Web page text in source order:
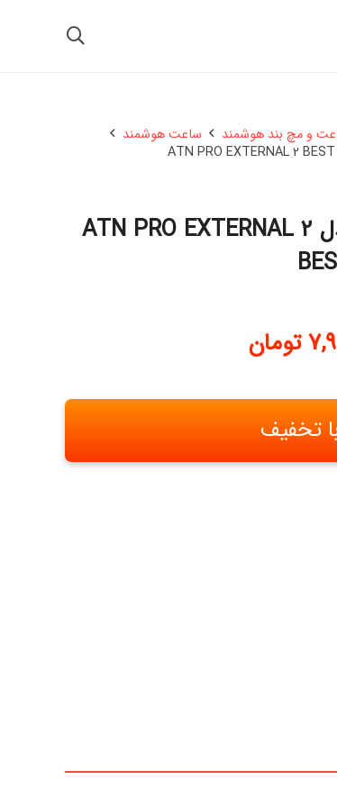
و مچ بند هوشمند
ساعت هوشمند
ساعت هوشمند ناتینگ مدل ATN PRO EXTERNAL 2
تومان
تخفیف